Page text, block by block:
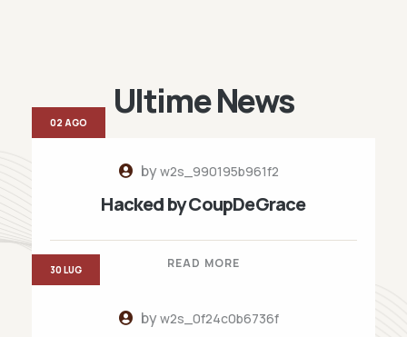
Ultime News
byw2s_990195b961f2
Hacked by CoupDeGrace
READ MORE
02 AGO
byw2s_0f24c0b6736f
30 LUG